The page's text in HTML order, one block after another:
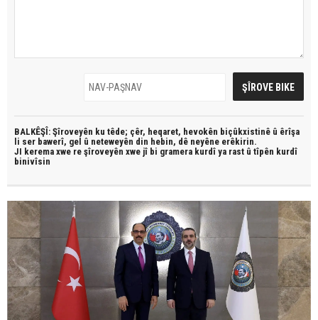
BALKÊŞÎ: Şîroveyên ku têde; çêr, heqaret, hevokên biçûkxistinê û êrîşa
li ser bawerî, gel û neteweyên din hebin, dê neyêne erêkirin.
JI kerema xwe re şîroveyên xwe jî bi gramera kurdî ya rast û tîpên kurdî
binivîsin